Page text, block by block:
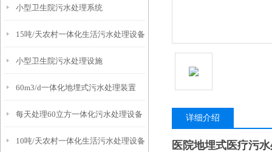
小型卫生院污水处理系统
15吨/天农村一体化生活污水处理设备
小型卫生院污水处理设施
60m3/d一体化地埋式污水处理装置
每天处理60立方一体化污水处理设备
10吨/天农村一体化生活污水处理设备
详细介绍
医院地埋式医疗污